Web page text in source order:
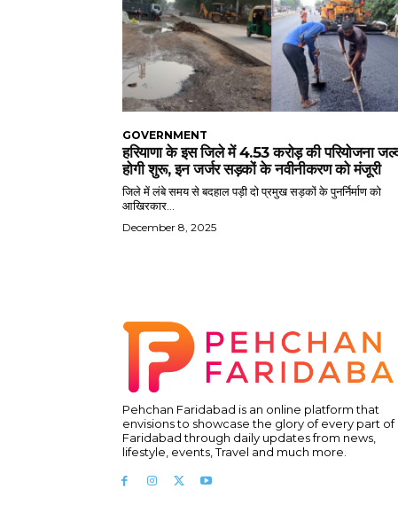
GOVERNMENT
हरियाणा के इस जिले में 4.53 करोड़ की परियोजना
होगी शुरू, इन जर्जर सड़कों के नवीनीकरण को मंजूरी
जिले में लंबे समय से बदहाल पड़ी दो प्रमुख सड़कों के पुनर्निर्माण को
आखिरकार...
December 8, 2025
Pehchan Faridabad is an online platform that
envisions to showcase the glory of every part of
Faridabad through daily updates from news,
lifestyle, events, Travel and much more.